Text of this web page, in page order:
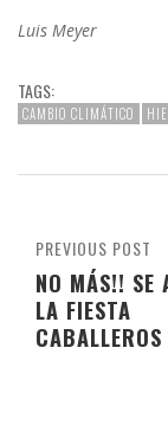
Luis Meyer
TAGS:
CAMBIO CLIMÁTICO
PREVIOUS POST
NO MÁS!! SE
LA FIESTA
CABALLEROS